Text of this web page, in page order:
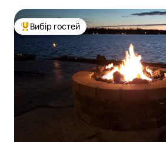
Топ вибір гостей
Вибір гостей